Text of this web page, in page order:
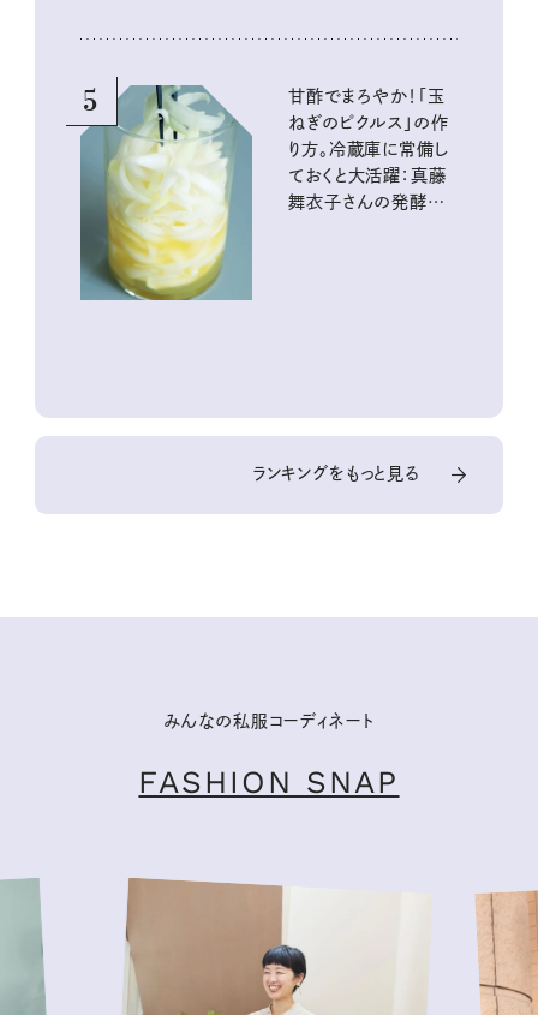
5
甘酢でまろやか！「玉
ねぎのピクルス」の作
り方。冷蔵庫に常備し
ておくと大活躍：真藤
舞衣子さんの発酵と
ランキングをもっと見る
みんなの私服コーディネート
FASHION SNAP